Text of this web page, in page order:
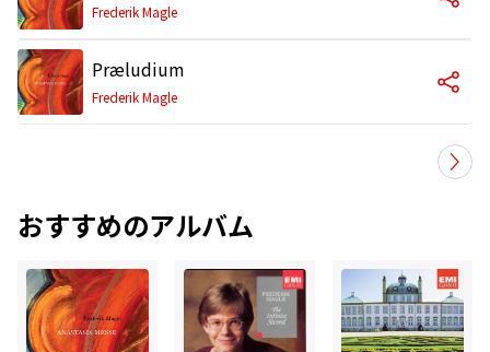
Frederik Magle
Præludium
Frederik Magle
おすすめのアルバム